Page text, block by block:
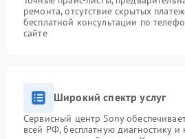
ремонта, отсутствие скрытых
бесплатной консультации по
сайте
Широкий спектр услуг
Сервисный центр Sony
всей РФ, бесплатную диагностику и